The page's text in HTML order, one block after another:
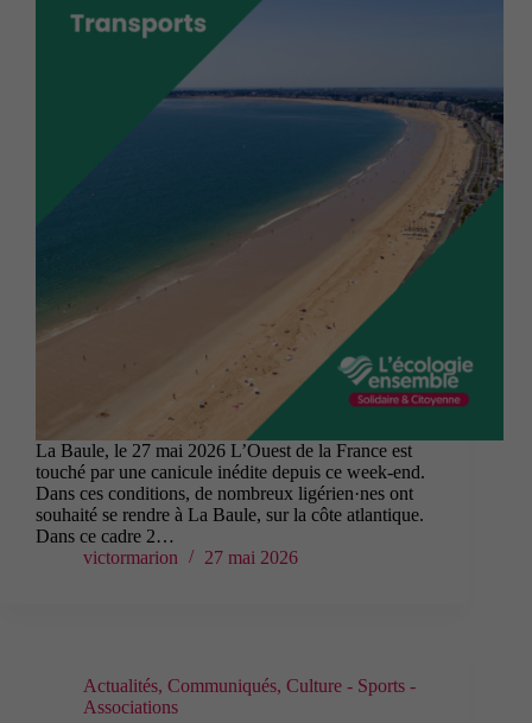
La Baule, le 27 mai 2026 L’Ouest de la France est
touché par une canicule inédite depuis ce week-end.
Dans ces conditions, de nombreux ligérien·nes ont
souhaité se rendre à La Baule, sur la côte atlantique.
Dans ce cadre 2…
victormarion
27 mai 2026
Actualités, Communiqués, Culture - Sports -
Associations